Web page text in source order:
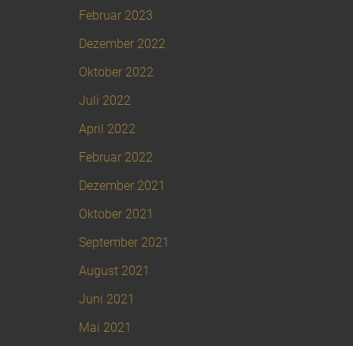
Februar 2023
Dezember 2022
Oktober 2022
Juli 2022
April 2022
Februar 2022
Dezember 2021
Oktober 2021
September 2021
August 2021
Juni 2021
Mai 2021